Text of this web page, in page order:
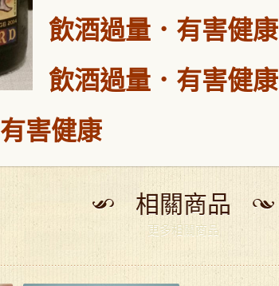
飲酒過量 ． 有害健康
飲酒過量 ． 有害健康
有害健康
相關商品
更多相關商品